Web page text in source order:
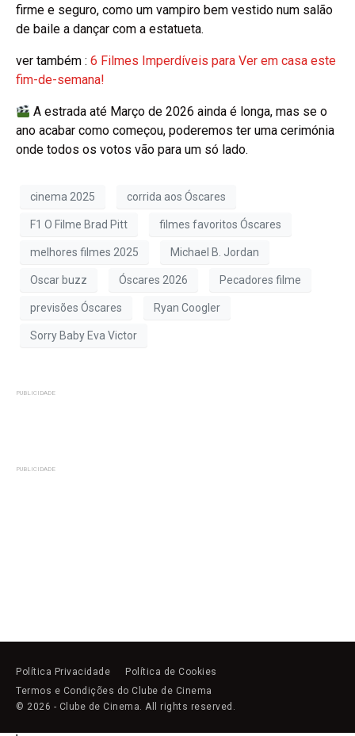
firme e seguro, como um vampiro bem vestido num salão
de baile a dançar com a estatueta.
ver também : 6 Filmes Imperdíveis para Ver em casa este
fim-de-semana!
A estrada até Março de 2026 ainda é longa, mas se o
ano acabar como começou, poderemos ter uma cerimónia
onde todos os votos vão para um só lado.
cinema 2025 corrida aos Óscares
F1 O Filme Brad Pitt filmes favoritos Óscares
melhores filmes 2025 Michael B. Jordan
Oscar buzz Óscares 2026 Pecadores filme
previsões Óscares Ryan Coogler
Sorry Baby Eva Victor
PUBLICIDADE
PUBLICIDADE
Política Privacidade
Política de Cookies
Termos e Condições do Clube de Cinema
© 2026 - Clube de Cinema. All rights reserved.